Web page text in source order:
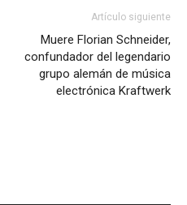
Artículo siguiente
Muere Florian Schneider,
confundador del legendario
grupo alemán de música
electrónica Kraftwerk